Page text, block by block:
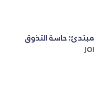
حاسة التذوق